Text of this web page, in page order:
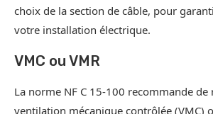
choix de la section de câble, pour
votre installation électrique.
VMC ou VMR
La norme NF C 15-100 recommande de
ventilation mécanique contrôlée (VMC)